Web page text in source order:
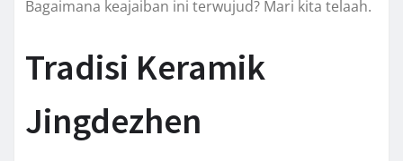
Bagaimana keajaiban ini terwujud? Mari kita telaah.
Tradisi Keramik
Jingdezhen